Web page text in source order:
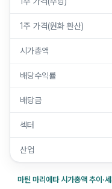
1주 가격(원화 환산)
시가총액
배당수익률
배당금
섹터
산업
마틴 마리에타시가총액 추이·